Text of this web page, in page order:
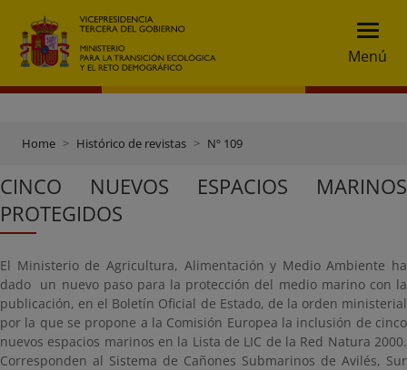
Menú
Home Histórico de revistas Nº 109
CINCO NUEVOS ESPACIOS MARINOS
PROTEGIDOS
El Ministerio de Agricultura, Alimentación y Medio Ambiente ha
dado un nuevo paso para la protección del medio marino con la
publicación, en el Boletín Oficial de Estado, de la orden ministerial
por la que se propone a la Comisión Europea la inclusión de cinco
nuevos espacios marinos en la Lista de LIC de la Red Natura 2000.
Corresponden al Sistema de Cañones Submarinos de Avilés, Sur